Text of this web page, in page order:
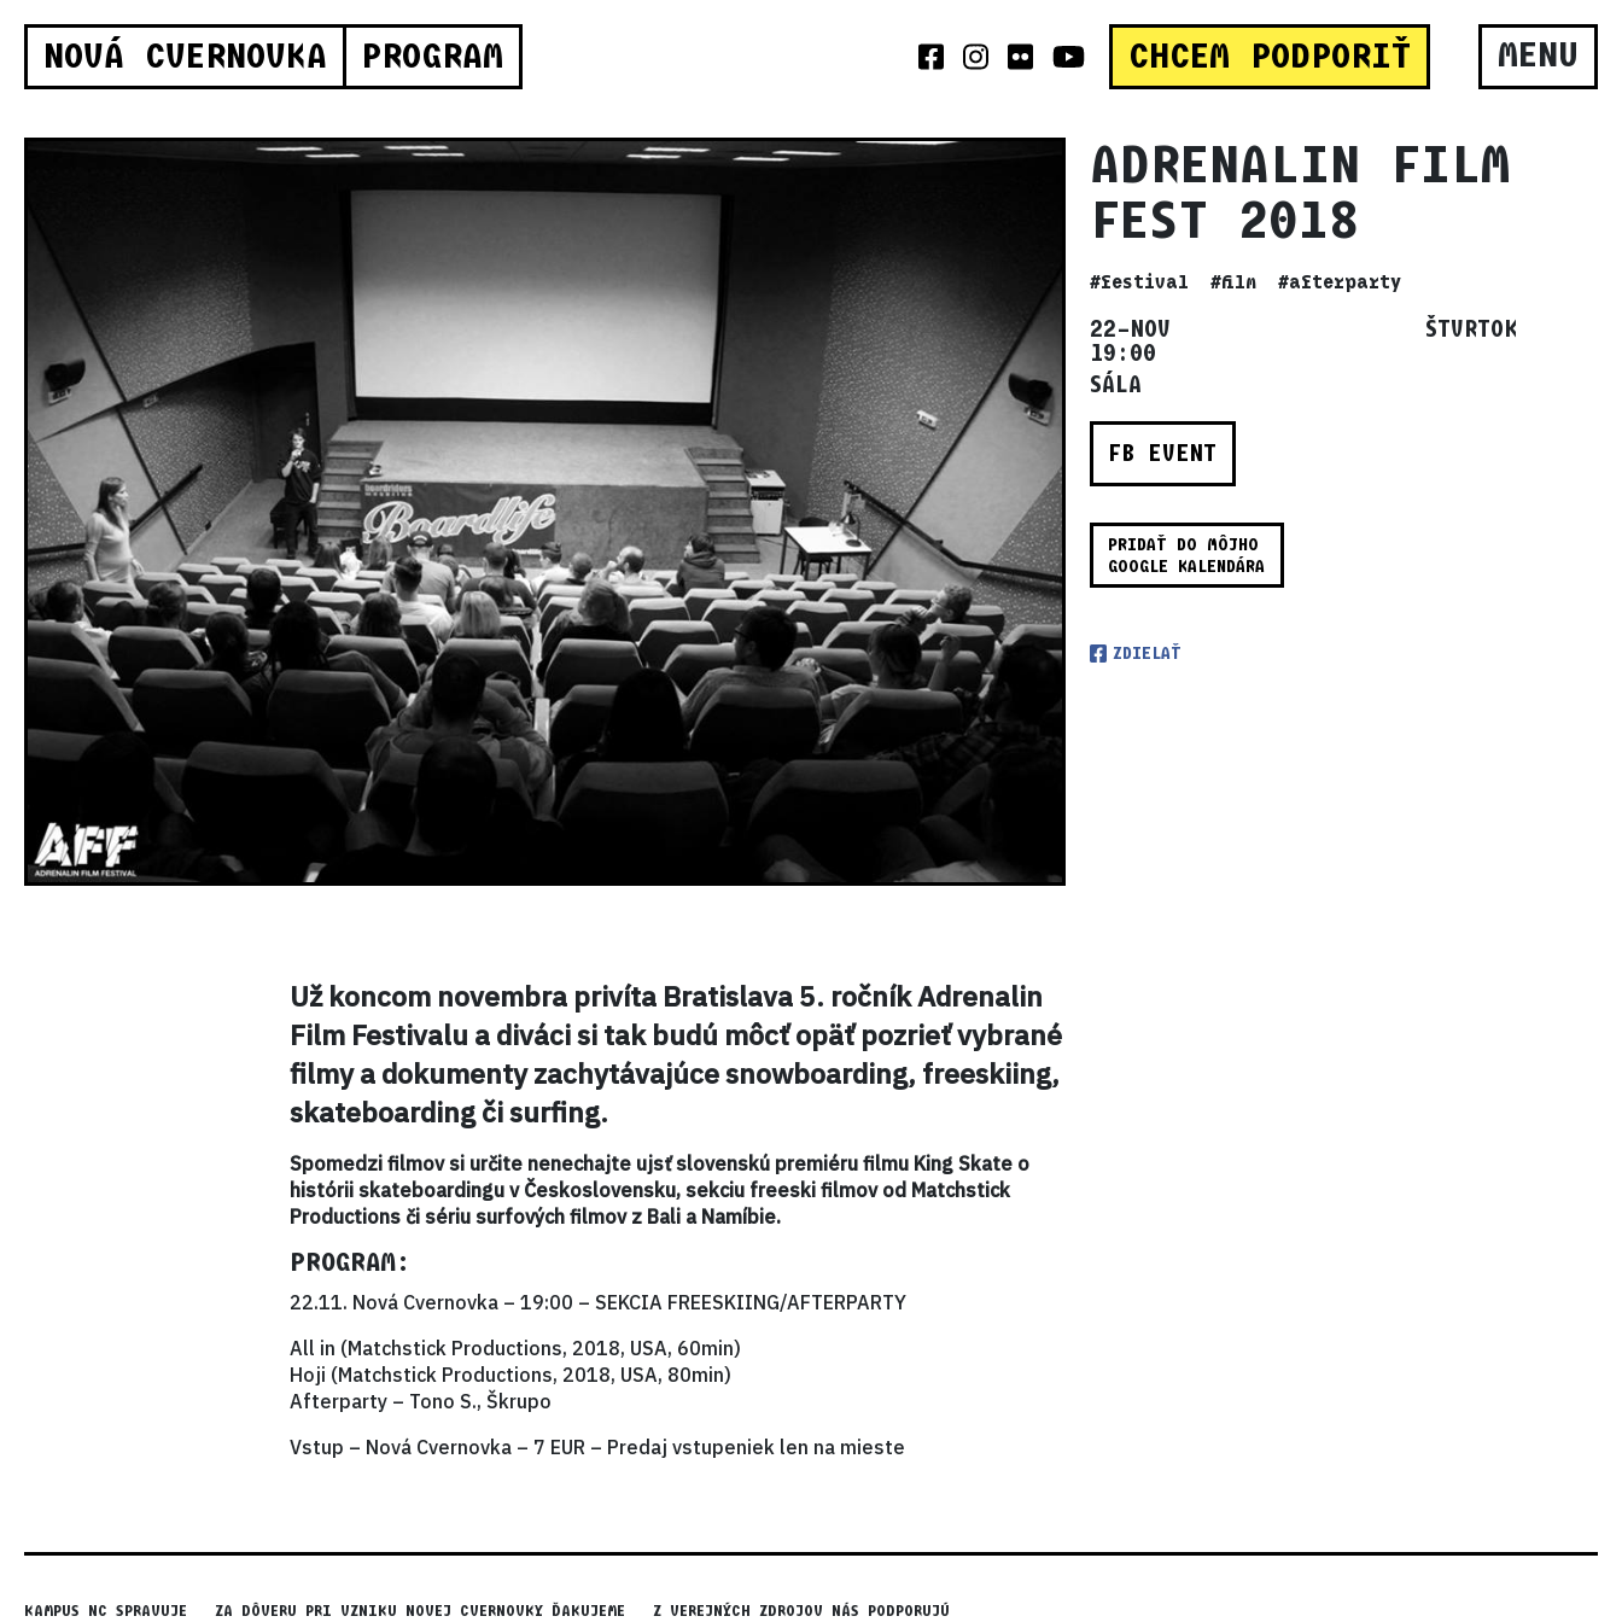
NOVÁ CVERNOVKA PROGRAM CHCEM PODPORIŤ MENU
ADRENALIN FILM
FEST 2018
#festival #film #afterparty
22–NOV ŠTVRTOK
19:00
SÁLA
FB EVENT
PRIDAŤ DO MÔJHO
GOOGLE KALENDÁRA
ZDIELAŤ
Už koncom novembra privíta Bratislava 5. ročník Adrenalin
Film Festivalu a diváci si tak budú môcť opäť pozrieť vybrané
filmy a dokumenty zachytávajúce snowboarding, freeskiing,
skateboarding či surfing.
Spomedzi filmov si určite nenechajte ujsť slovenskú premiéru filmu King Skate o
histórii skateboardingu v Československu, sekciu freeski filmov od Matchstick
Productions či sériu surfových filmov z Bali a Namíbie.
PROGRAM:
22.11. Nová Cvernovka – 19:00 – SEKCIA FREESKIING/AFTERPARTY
All in (Matchstick Productions, 2018, USA, 60min)
Hoji (Matchstick Productions, 2018, USA, 80min)
Afterparty – Tono S., Škrupo
Vstup – Nová Cvernovka – 7 EUR – Predaj vstupeniek len na mieste
KAMPUS NC SPRAVUJE ZA DÔVERU PRI VZNIKU NOVEJ CVERNOVKY ĎAKUJEME Z VEREJNÝCH ZDROJOV NÁS PODPORUJÚ